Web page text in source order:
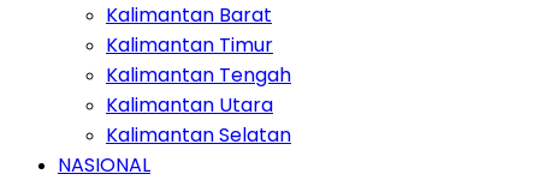
Kalimantan Barat
Kalimantan Timur
Kalimantan Tengah
Kalimantan Utara
Kalimantan Selatan
NASIONAL